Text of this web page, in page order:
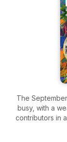
The
busy, with a
contributors in
tropical island